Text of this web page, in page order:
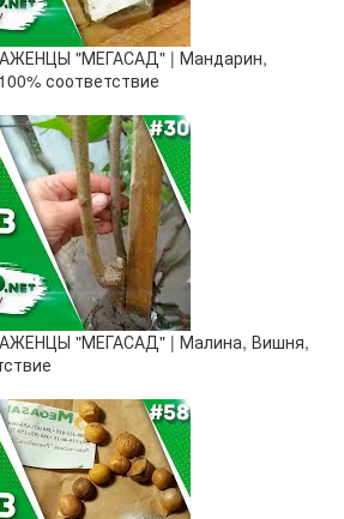
"МЕГАСАД" | Мандарин,
соответствие
"МЕГАСАД" | Малина, Вишня,